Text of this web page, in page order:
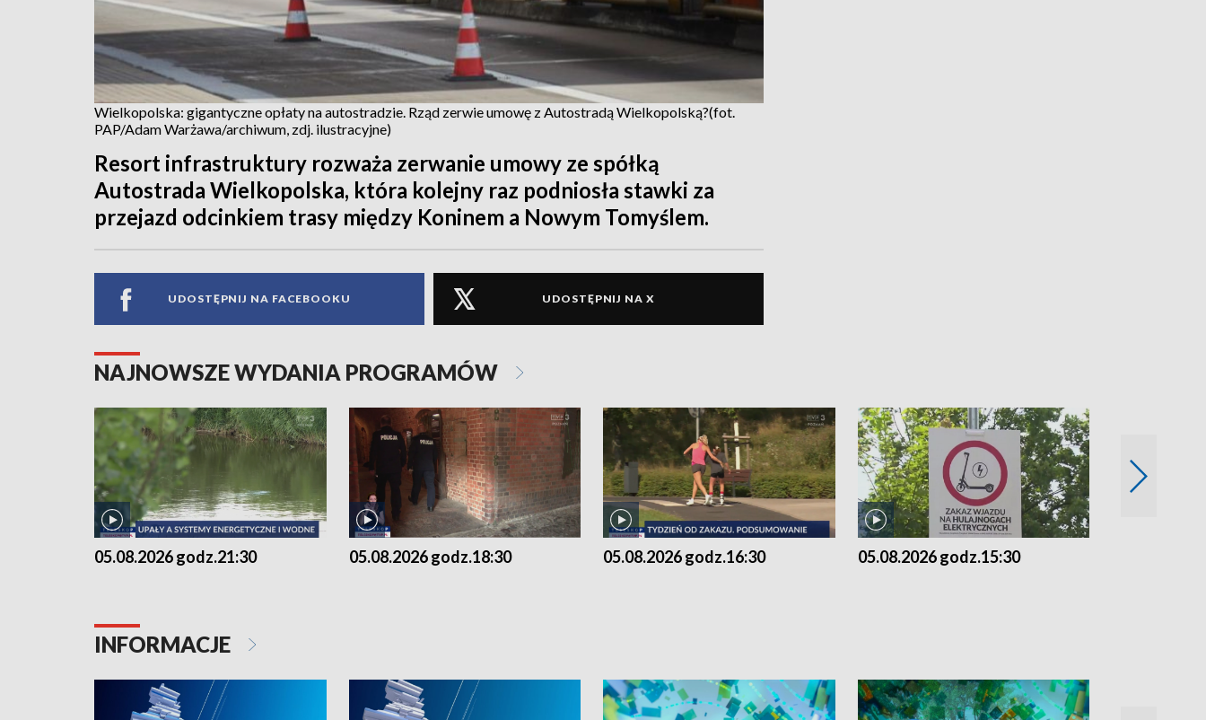
Wielkopolska: gigantyczne opłaty na autostradzie. Rząd zerwie umowę z Autostradą Wielkopolską?(fot.
PAP/Adam Warżawa/archiwum, zdj. ilustracyjne)
Resort infrastruktury rozważa zerwanie umowy ze spółką
Autostrada Wielkopolska, która kolejny raz podniosła stawki za
przejazd odcinkiem trasy między Koninem a Nowym Tomyślem.
UDOSTĘPNIJ NA FACEBOOKU UDOSTĘPNIJ NA X
NAJNOWSZE WYDANIA PROGRAMÓW
05.08.2026 godz.21:30 05.08.2026 godz.18:30 05.08.2026 godz.16:30 05.08.2026 godz.15:30
INFORMACJE